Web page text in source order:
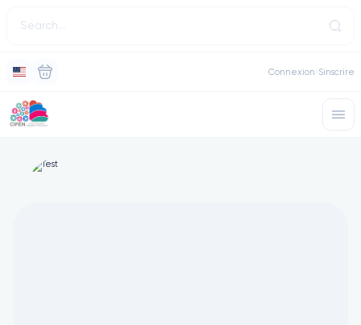
Connexion Sinscrire